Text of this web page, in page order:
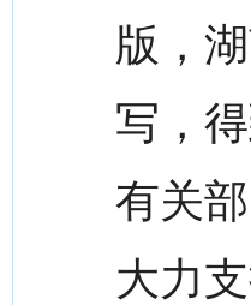
版，
写，
有关
大力